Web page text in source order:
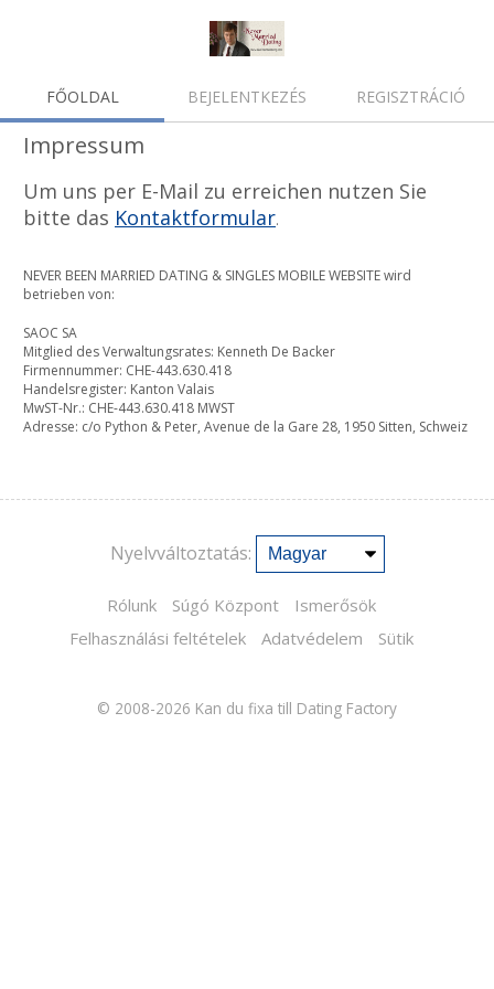
FŐOLDAL BEJELENTKEZÉS REGISZTRÁCIÓ
Impressum
Um uns per E-Mail zu erreichen nutzen Sie
bitte das Kontaktformular.
NEVER BEEN MARRIED DATING & SINGLES MOBILE WEBSITE wird
betrieben von:
SAOC SA
Mitglied des Verwaltungsrates: Kenneth De Backer
Firmennummer: CHE-443.630.418
Handelsregister: Kanton Valais
MwST-Nr.: CHE-443.630.418 MWST
Adresse: c/o Python & Peter, Avenue de la Gare 28, 1950 Sitten, Schweiz
Nyelvváltoztatás:
Rólunk Súgó Központ
Ismerősök
Felhasználási feltételek
Adatvédelem Sütik
© 2008-2026 Kan du fixa till Dating Factory